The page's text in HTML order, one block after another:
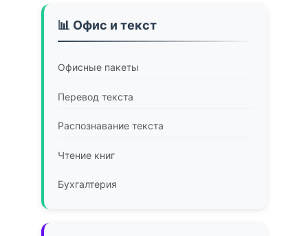
📊 Офис и текст
Офисные пакеты
Перевод текста
Распознавание текста
Чтение книг
Бухгалтерия